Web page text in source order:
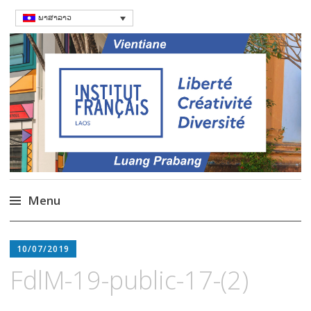
ພາສາລາວ
ສະຖາບັນຝຣັ່ງ
Language Courses & cultral events in
Laos
Menu
to
content
10/07/2019
FdlM-19-public-17-(2)